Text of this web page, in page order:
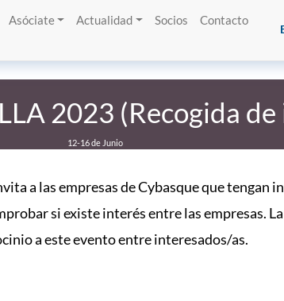
Asóciate Actualidad Socios Contacto
2023 (Recogida
12-16 de Junio
a las empresas de Cybasque que tengan
si existe interés entre las empresas.
a este evento entre interesados/as.